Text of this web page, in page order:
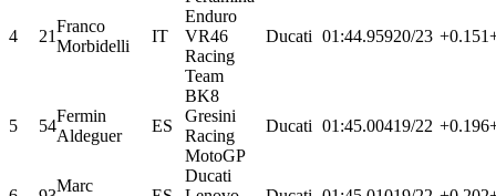
4 21
Franco
Morbidelli
IT
Enduro
VR46
Racing
Team
Ducati 01:44.95920/23 +0.151
5 54
Fermin
Aldeguer
ES
BK8
Gresini
Racing
MotoGP
Ducati 01:45.00419/22 +0.196
Marc
Ducati